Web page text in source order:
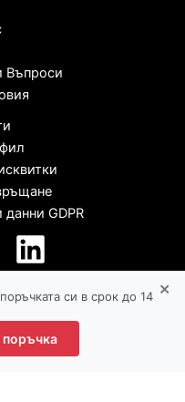
Въпроси
GDPR
|lunaro.bg
си в срок до 14
поръчка
×